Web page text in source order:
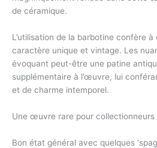
de céramique.
L’utilisation de la barbotine confère
caractère unique et vintage. Les
évoquant peut-être une patine
supplémentaire à l’œuvre, lui
et de charme intemporel.
Une œuvre rare pour collectionneurs
Bon état général avec quelques